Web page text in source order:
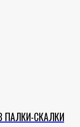
ПАЛКИ-СКАЛКИ